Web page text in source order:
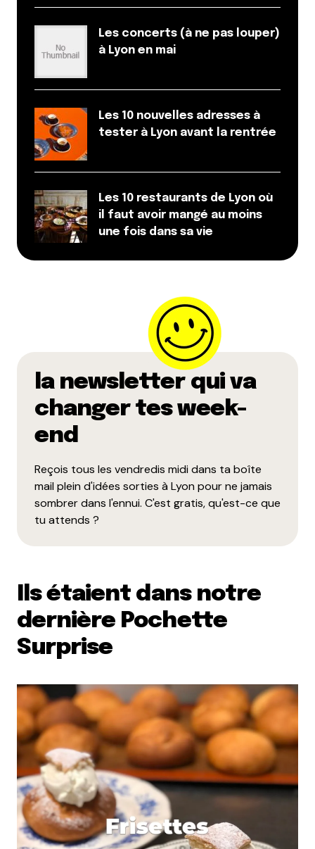
Les concerts (à ne pas louper)
à Lyon en mai
Les 10 nouvelles adresses à
tester à Lyon avant la rentrée
Les 10 restaurants de Lyon où
il faut avoir mangé au moins
une fois dans sa vie
la newsletter qui va
changer tes week-
end
Reçois tous les vendredis midi dans ta boîte
mail plein d'idées sorties à Lyon pour ne jamais
sombrer dans l'ennui. C'est gratis, qu'est-ce que
tu attends ?
Ils étaient dans notre
dernière Pochette
Surprise